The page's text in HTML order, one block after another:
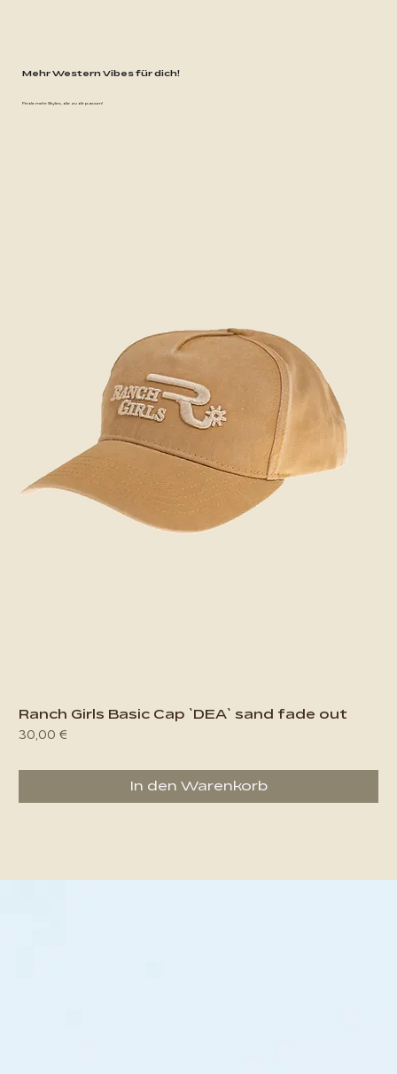
Mehr Western Vibes für dich!
Finde mehr Styles, die zu dir passen!
Ranch Girls Basic Cap `DEA` sand fade out
Preis
30,00 €
In den Warenkorb